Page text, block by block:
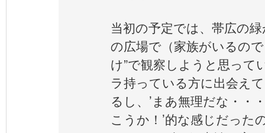
当初の予定では、帯広の
の広場で（家族がいるの
け”で観察しようと思って
ラ持っている方に出会え
るし、’まあ無理だな・・
こうか！’的な感じだった